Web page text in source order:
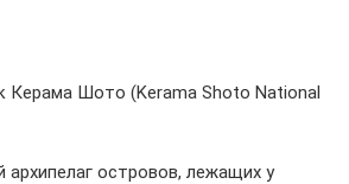
Керама Шото (Kerama Shoto National
архипелаг островов, лежащих у